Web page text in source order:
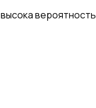
вероятность